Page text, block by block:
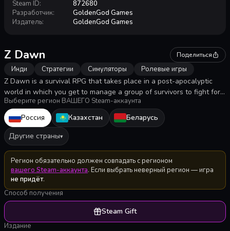
Steam ID:
872680
Разработчик:
GoldenGod Games
Издатель: GoldenGod Games
Z Dawn Поделиться
Инди Стратегии Симуляторы Ролевые игры
Z Dawn is a survival RPG that takes place in a post-apocalyptic
world in which you get to manage a group of survivors to fight for
their life, level up their skills, help fight off different breeds of
zombies, build and upgrade camp, face hundreds of thrilling events
and much more!
Выберите регион ВАШЕГО Steam-аккаунта
Россия Казахстан
Беларусь
Другие страны▾
Регион обязательно должен совпадать с регионом
вашего Steam-аккаунта. Если выбрать неверный регион — игра
не придёт.
Способ получения
Steam Gift
Издание